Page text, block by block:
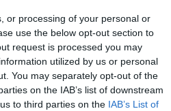
or processing of your personal or
use the below opt-out section to
request is processed you may
utilized by us or personal
You may separately opt-out of the
on the IAB’s list of downstream
to third parties on the IAB’s List of
legjobb